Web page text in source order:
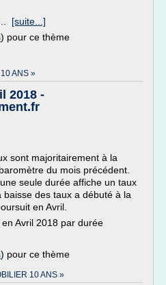
[suite...]
) pour ce thème
ANS »
2018 -
sont majoritairement à la
du mois précédent.
seule durée affiche un taux
des taux a débuté à la
en Avril.
Avril 2018 par durée
) pour ce thème
10 ANS »